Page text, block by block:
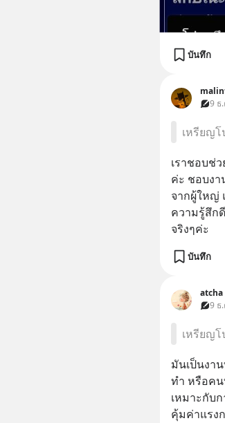
บันทึก
9 ธ
เหรียญโ
เราชอบช่
ค่ะ ชอบงา
จากผู้ใหญ่
ความรู้สึก
จริงๆค่ะ
บันทึก
atcha
9 ธ
เหรียญโ
มันเป็นงา
ทำ หรือคน
เหมาะกับ
คุ้มค่าแรง